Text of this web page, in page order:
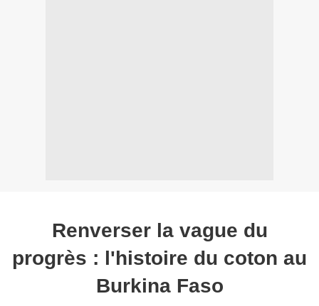
Renverser la vague du
progrès : l'histoire du coton au
Burkina Faso